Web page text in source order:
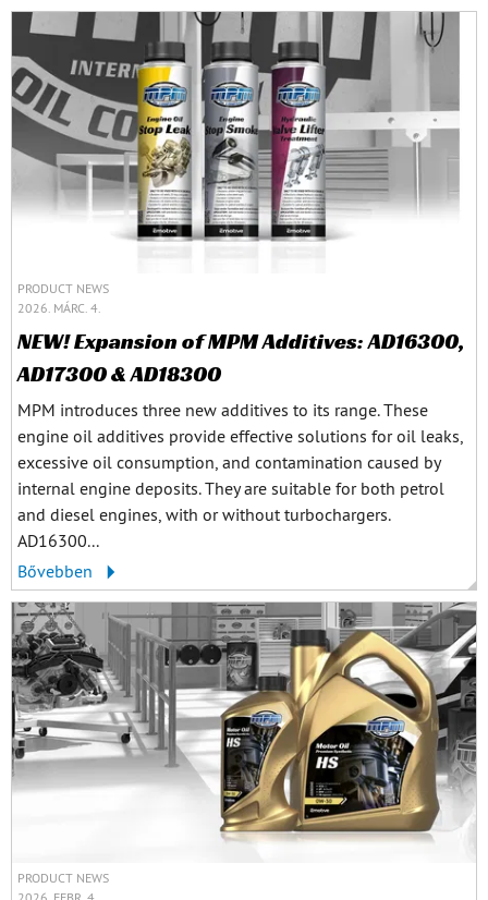
PRODUCT NEWS
2026. MÁRC. 4.
NEW! Expansion of MPM Additives: AD16300,
AD17300 & AD18300
MPM introduces three new additives to its range. These
engine oil additives provide effective solutions for oil leaks,
excessive oil consumption, and contamination caused by
internal engine deposits. They are suitable for both petrol
and diesel engines, with or without turbochargers.
AD16300...
Bővebben
PRODUCT NEWS